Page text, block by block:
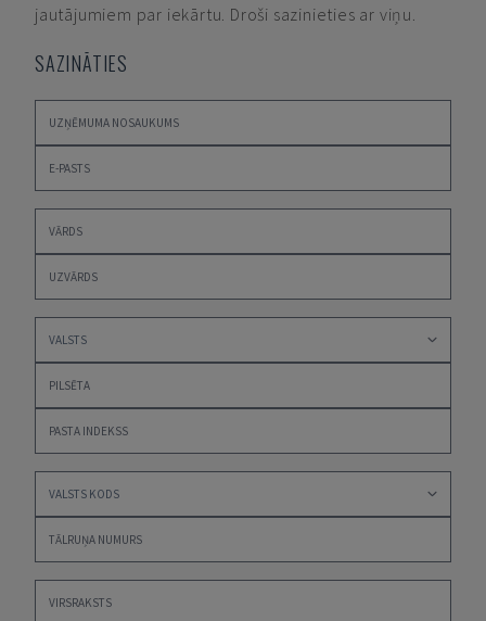
jautājumiem par iekārtu. Droši sazinieties ar viņu.
SAZINĀTIES